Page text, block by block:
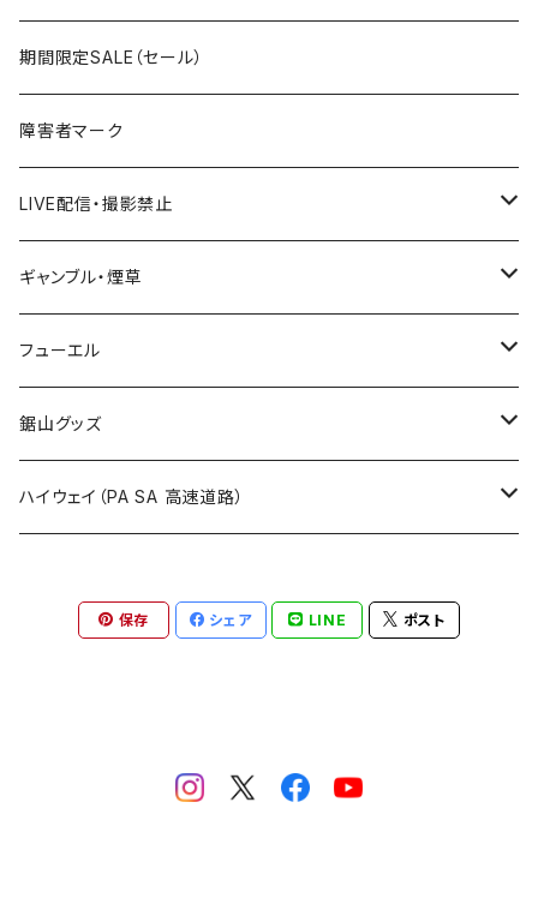
国道600～699号線
国道700～799号線
ROUTE600～699号線
ROUTE700～799号線
ROUTE 600～699号線
ROUTE 700～799号線
ROUTE 100～199号線
ROUTE 600～699号線
ROUTE 700～799号線
宮城県
秋田県
Tシャツ
ステッカー
山形県
福島県
茨城県
栃木県
群馬県
期間限定SALE（セール）
障害者マーク
LIVE配信・撮影禁止
LIVE配信禁止
撮影禁止
ギャンブル・煙草
ホテルキーホルダー
たばこ・禁煙ステッカー
フューエル
ステッカー
鋸山グッズ
Tシャツ
ステッカー
アクリルキーホルダー
ハイウェイ（PA SA 高速道路）
保存 シェア LINE ポスト